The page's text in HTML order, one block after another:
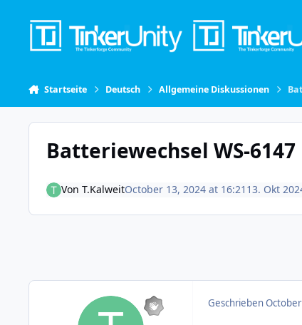
Startseite Deutsch Allgemeine Diskussionen
Batteriewechsel WS-
Von T.KalweitOctober 13, 2024 at 16:21 13. Okt
Geschrieben